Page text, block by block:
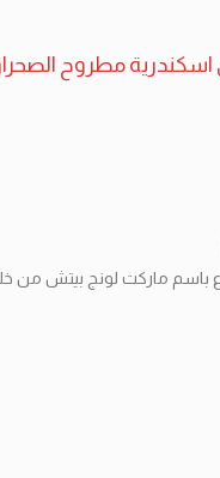
مطروح الصحراوي
ماركت لونج بيتش من